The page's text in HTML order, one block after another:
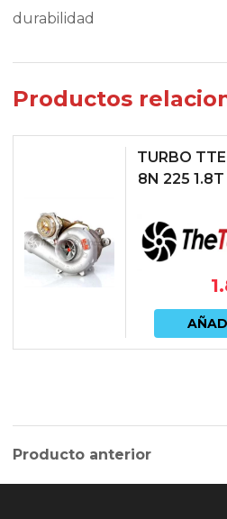
durabilidad
Productos
TURBO
8N 225 1.8T
Producto anterior